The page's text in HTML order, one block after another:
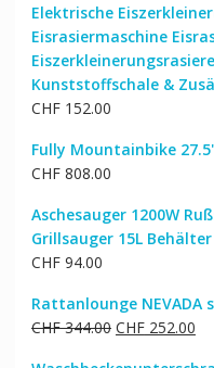
Elektrische
Eisrasiermaschine
Kunststoffschale &
CHF152.00
Fully Mountainbike 27.5'
CHF808.00
Aschesauger 1200W
Grillsauger 15L Behälter
CHF94.00
Rattanlounge NEVADA
CHF344.00 Ursprünglicher
CHF252.00